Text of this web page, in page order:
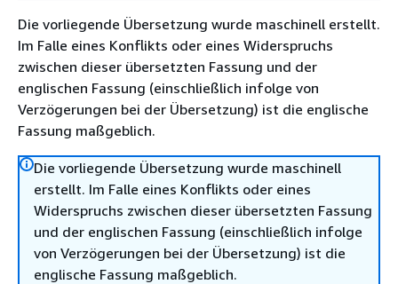
Die vorliegende Übersetzung wurde maschinell erstellt.
Im Falle eines Konflikts oder eines Widerspruchs
zwischen dieser übersetzten Fassung und der
englischen Fassung (einschließlich infolge von
Verzögerungen bei der Übersetzung) ist die englische
Fassung maßgeblich.
Die vorliegende Übersetzung wurde maschinell
erstellt. Im Falle eines Konflikts oder eines
Widerspruchs zwischen dieser übersetzten Fassung
und der englischen Fassung (einschließlich infolge
von Verzögerungen bei der Übersetzung) ist die
englische Fassung maßgeblich.